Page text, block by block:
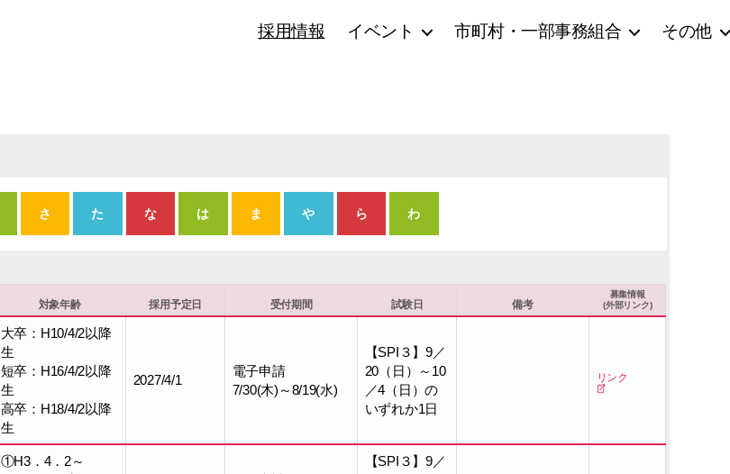
採用情報 イベント 市町村・一部事務組合 その他
さ た な は ま や ら わ
年
月
日 生まれ
対象年齢 採用予定日 受付期間 試験日 備考
募集情報
(外部リンク)
大卒：H10/4/2以降
生
短卒：H16/4/2以降
生
高卒：H18/4/2以降
生
2027/4/1
電子申請
7/30(木)～8/19(水)
【SPI３】9／
20（日）～10
／4（日）の
いずれか1日
リンク
①H3．4．2～
【SPI３】9／